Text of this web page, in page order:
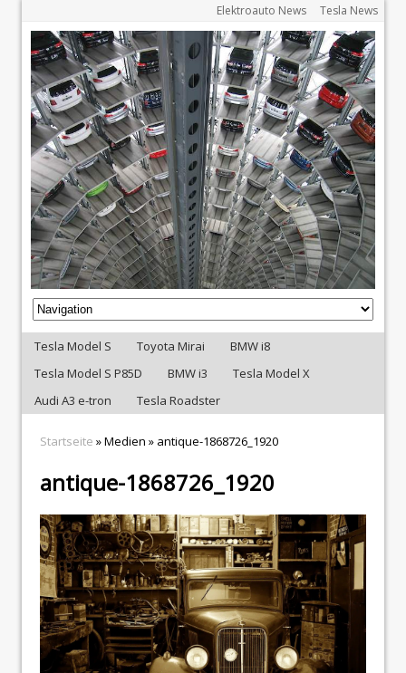
Elektroauto News Tesla News
Tesla Model S Toyota Mirai
BMW i8
Tesla Model S P85D
BMW i3
Tesla Model X
Audi A3 e-tron
Tesla Roadster
Startseite » Medien » antique-1868726_1920
antique-1868726_1920